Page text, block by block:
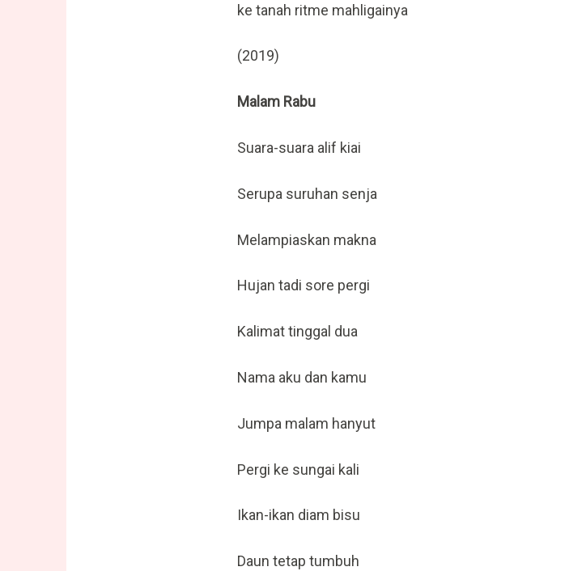
ke tanah ritme mahligainya
(2019)
Malam Rabu
Suara-suara alif kiai
Serupa suruhan senja
Melampiaskan makna
Hujan tadi sore pergi
Kalimat tinggal dua
Nama aku dan kamu
Jumpa malam hanyut
Pergi ke sungai kali
Ikan-ikan diam bisu
Daun tetap tumbuh